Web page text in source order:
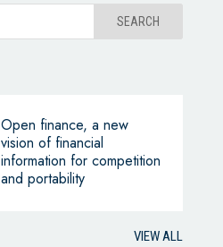
Open finance, a new
vision of financial
information for competition
and portability
VIEW ALL